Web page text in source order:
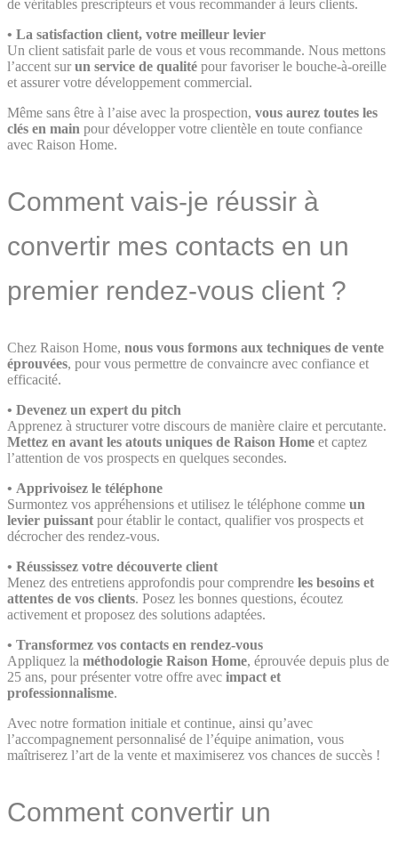
de véritables prescripteurs et vous recommander à leurs clients.
• La satisfaction client, votre meilleur levier
Un client satisfait parle de vous et vous recommande. Nous mettons
l’accent sur un service de qualité pour favoriser le bouche-à-oreille
et assurer votre développement commercial.
Même sans être à l’aise avec la prospection, vous aurez toutes les
clés en main pour développer votre clientèle en toute confiance
avec Raison Home.
Comment vais-je réussir à
convertir mes contacts en un
premier rendez-vous client ?
Chez Raison Home, nous vous formons aux techniques de vente
éprouvées, pour vous permettre de convaincre avec confiance et
efficacité.
• Devenez un expert du pitch
Apprenez à structurer votre discours de manière claire et percutante.
Mettez en avant les atouts uniques de Raison Home et captez
l’attention de vos prospects en quelques secondes.
• Apprivoisez le téléphone
Surmontez vos appréhensions et utilisez le téléphone comme un
levier puissant pour établir le contact, qualifier vos prospects et
décrocher des rendez-vous.
• Réussissez votre découverte client
Menez des entretiens approfondis pour comprendre les besoins et
attentes de vos clients. Posez les bonnes questions, écoutez
activement et proposez des solutions adaptées.
• Transformez vos contacts en rendez-vous
Appliquez la méthodologie Raison Home, éprouvée depuis plus de
25 ans, pour présenter votre offre avec impact et
professionnalisme.
Avec notre formation initiale et continue, ainsi qu’avec
l’accompagnement personnalisé de l’équipe animation, vous
maîtriserez l’art de la vente et maximiserez vos chances de succès !
Comment convertir un